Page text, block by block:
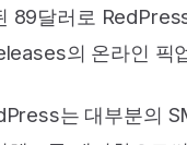
89달러로
의 온라인 픽
는 대부분의